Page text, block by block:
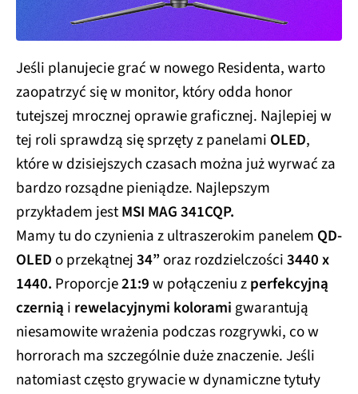
Jeśli planujecie grać w nowego Residenta, warto
zaopatrzyć się w monitor, który odda honor
tutejszej mrocznej oprawie graficznej. Najlepiej w
tej roli sprawdzą się sprzęty z panelami OLED,
które w dzisiejszych czasach można już wyrwać za
bardzo rozsądne pieniądze. Najlepszym
przykładem jestMSI MAG 341CQP.
Mamy tu do czynienia z ultraszerokim panelem QD-
OLEDo przekątnej34”oraz rozdzielczości3440 x
1440. Proporcje21:9w połączeniu zperfekcyjną
czernią i rewelacyjnymi kolorami gwarantują
niesamowite wrażenia podczas rozgrywki, co w
horrorach ma szczególnie duże znaczenie. Jeśli
natomiast często grywacie w dynamiczne tytuły